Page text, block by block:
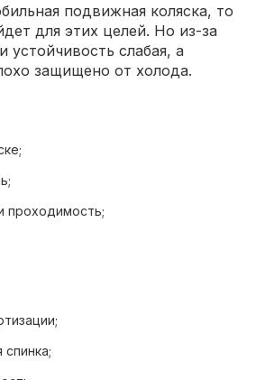
подвижная коляска, то
для этих целей. Но из-за
устойчивость слабая, а
защищено от холода.
проходимость;
в сложенном виде;